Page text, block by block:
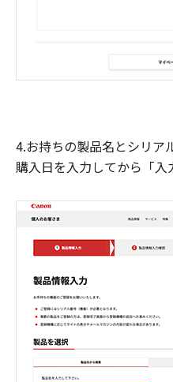
4.お持ちの製品名とシリア
購入日を入力してから「